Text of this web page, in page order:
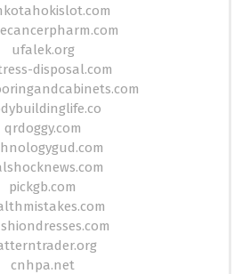
ufalek.org
disposal.com
qrdoggy.com
pickgb.com
cnhpa.net